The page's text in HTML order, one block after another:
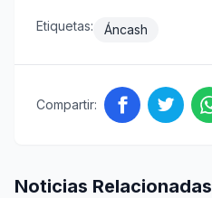
Etiquetas: Áncash
Compartir:
Noticias Relacionadas